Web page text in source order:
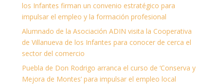
los Infantes firman un convenio estratégico para
impulsar el empleo y la formación profesional
Alumnado de la Asociación ADIN visita la Cooperativa
de Villanueva de los Infantes para conocer de cerca el
sector del comercio
Puebla de Don Rodrigo arranca el curso de ‘Conserva y
Mejora de Montes’ para impulsar el empleo local